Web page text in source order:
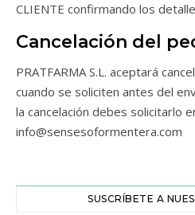
CLIENTE confirmando los
Cancelación del
PRATFARMA S.L. aceptará
cuando se soliciten antes del
la cancelación debes solicitarlo
info@sensesoformentera.com
SUSCRÍBETE A